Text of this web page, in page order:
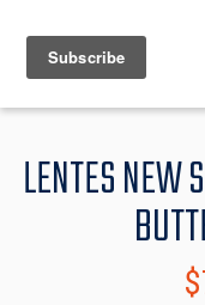
MENU
LENTES NEW